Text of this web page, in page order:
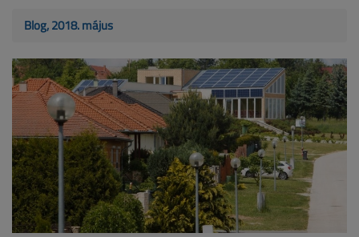
Blog, 2018. május